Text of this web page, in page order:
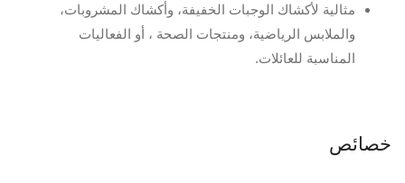
مثالية لأكشاك الوجبات الخفيفة، وأكشاك المشروبات،
والملابس الرياضية، ومنتجات الصحة ، أو الفعاليات
المناسبة للعائلات.
خصائص